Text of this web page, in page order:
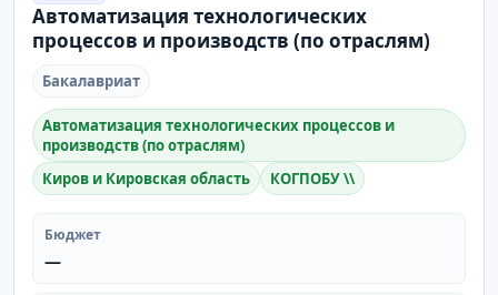
Автоматизация технологических
процессов и производств (по отраслям)
Бакалавриат
Автоматизация технологических процессов и
производств (по отраслям)
Киров и Кировская область
КОГПОБУ \\
Бюджет
—